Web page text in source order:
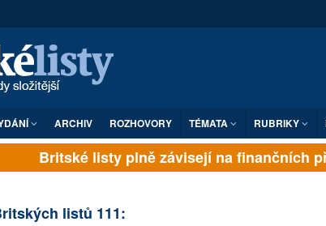
ARCHIV ROZHOVORY TÉMATA RUBRIKY
Britské listy plně závisejí na finančních
listů 111: